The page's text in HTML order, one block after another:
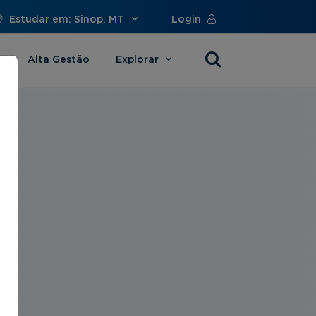
Estudar em: Sinop, MT Login
Alta Gestão Explorar